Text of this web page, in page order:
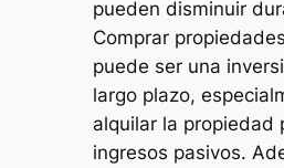
pueden disminuir
Comprar
puede ser una
largo plazo,
alquilar la propiedad
ingresos pasivos.